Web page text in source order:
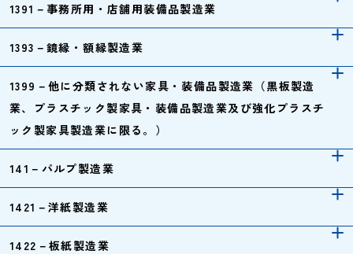
1391－事務所用・店舗用装備品製造業
1393－鏡縁・額縁製造業
1399－他に分類されない家具・装備品製造業（黒板製造
業、プラスチック製家具・装備品製造業及び強化プラスチ
ック製家具製造業に限る。）
141－パルプ製造業
1421－洋紙製造業
1422－板紙製造業